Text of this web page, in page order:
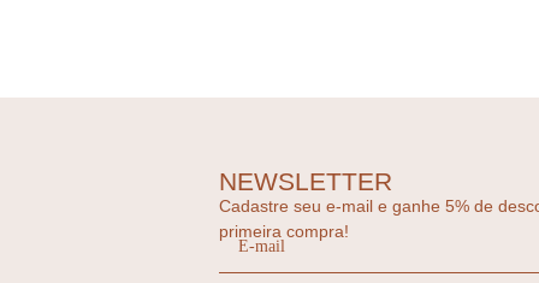
NEWSLETTER
Cadastre seu e-mail e ganhe 5% de
primeira compra!